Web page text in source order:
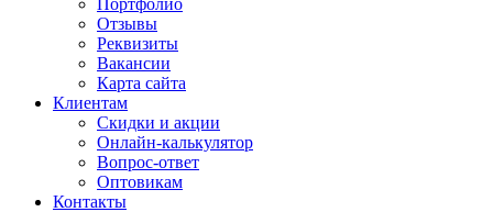
Портфолио
Отзывы
Реквизиты
Вакансии
Карта сайта
Клиентам
Скидки и акции
Онлайн-калькулятор
Вопрос-ответ
Оптовикам
Контакты